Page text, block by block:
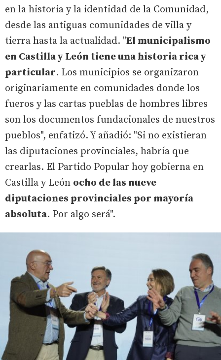
en la historia y la identidad de la Comunidad,
desde las antiguas comunidades de villa y
tierra hasta la actualidad. "El municipalismo
en Castilla y León tiene una historia rica y
particular. Los municipios se organizaron
originariamente en comunidades donde los
fueros y las cartas pueblas de hombres libres
son los documentos fundacionales de nuestros
pueblos", enfatizó. Y añadió: "Si no existieran
las diputaciones provinciales, habría que
crearlas. El Partido Popular hoy gobierna en
Castilla y León ocho de las nueve
diputaciones provinciales por mayoría
absoluta. Por algo será".